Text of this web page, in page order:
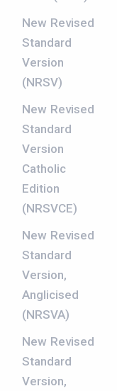
New Revised
Standard
Version
(NRSV)
New Revised
Standard
Version
Catholic
Edition
(NRSVCE)
New Revised
Standard
Version,
Anglicised
(NRSVA)
New Revised
Standard
Version,